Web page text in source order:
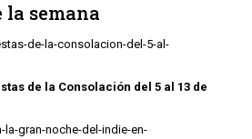
la semana
de la Consolación del 5 al 13 de